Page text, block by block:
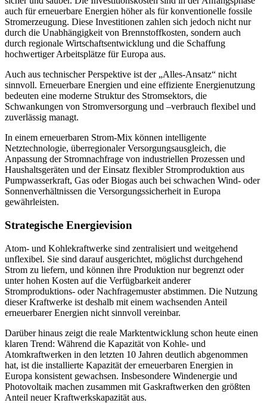
auch für erneuerbare Energien höher als für konventionelle fossile
Stromerzeugung. Diese Investitionen zahlen sich jedoch nicht nur
durch die Unabhängigkeit von Brennstoffkosten, sondern auch
durch regionale Wirtschaftsentwicklung und die Schaffung
hochwertiger Arbeitsplätze für Europa aus.
Auch aus technischer Perspektive ist der „Alles-Ansatz“ nicht
sinnvoll. Erneuerbare Energien und eine effiziente Energienutzung
bedeuten eine moderne Struktur des Stromsektors, die
Schwankungen von Stromversorgung und –verbrauch flexibel und
zuverlässig managt.
In einem erneuerbaren Strom-Mix können intelligente
Netztechnologie, überregionaler Versorgungsausgleich, die
Anpassung der Stromnachfrage von industriellen Prozessen und
Haushaltsgeräten und der Einsatz flexibler Stromproduktion aus
Pumpwasserkraft, Gas oder Biogas auch bei schwachen Wind- oder
Sonnenverhältnissen die Versorgungssicherheit in Europa
gewährleisten.
Strategische Energievision
Atom- und Kohlekraftwerke sind zentralisiert und weitgehend
unflexibel. Sie sind darauf ausgerichtet, möglichst durchgehend
Strom zu liefern, und können ihre Produktion nur begrenzt oder
unter hohen Kosten auf die Verfügbarkeit anderer
Stromproduktions- oder Nachfragemuster abstimmen. Die Nutzung
dieser Kraftwerke ist deshalb mit einem wachsenden Anteil
erneuerbarer Energien nicht sinnvoll vereinbar.
Darüber hinaus zeigt die reale Marktentwicklung schon heute einen
klaren Trend: Während die Kapazität von Kohle- und
Atomkraftwerken in den letzten 10 Jahren deutlich abgenommen
hat, ist die installierte Kapazität der erneuerbaren Energien in
Europa konsistent gewachsen. Insbesondere Windenergie und
Photovoltaik machen zusammen mit Gaskraftwerken den größten
Anteil neuer Kraftwerkskapazität aus.